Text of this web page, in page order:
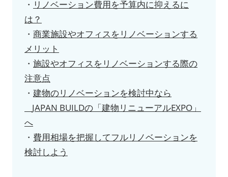
・ リノベーション費用を予算内に抑えるに
は？
・ 商業施設やオフィスをリノベーションする
メリット
・ 施設やオフィスをリノベーションする際の
注意点
・ 建物のリノベーションを検討中なら
JAPAN BUILDの「建物リニューアルEXPO」
へ
・ 費用相場を把握してフルリノベーションを
検討しよう